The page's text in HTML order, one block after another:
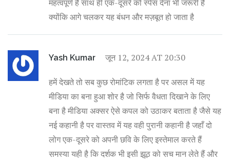
महत्वपूर्ण है साथ ही एक-दूसरे को स्पेस देना भी जरूरी है
क्योंकि आगे चलकर यह बंधन और मज़बूत हो जाता है
Yash Kumar जून 12, 2024 AT 20:30
हमें देखते तो सब कुछ रोमांटिक लगता है पर असल में यह
मीडिया का बना हुआ शोर है जो सिर्फ वैधता दिखाने के लिए
बना है मीडिया अक्सर ऐसे कपल को उठाकर बताता है जैसे यह
नई कहानी है पर वास्तव में यह वही पुरानी कहानी है जहाँ दो
लोग एक-दूसरे को अपनी छवि के लिए इस्तेमाल करते हैं
समस्या यही है कि दर्शक भी इसी झूठ को सच मान लेते हैं और